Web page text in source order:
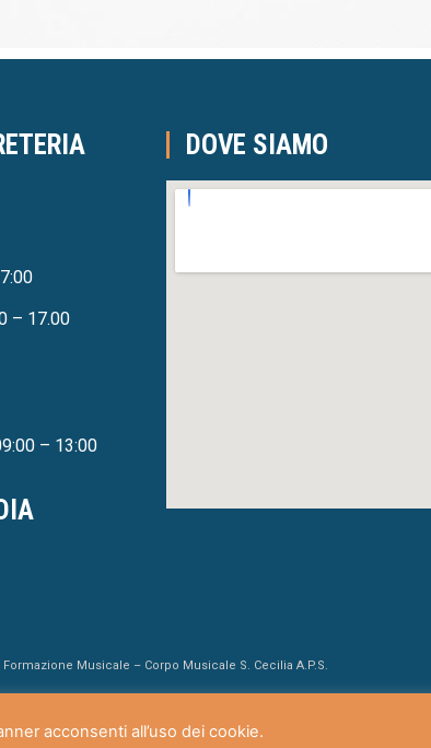
– 17.00
– 13:00
DOVE SIAMO
Formazione Musicale – Corpo Musicale S. Cecilia A.P.S.
Project & Infrastructure by sr(o)
acconsenti all’uso dei cookie.